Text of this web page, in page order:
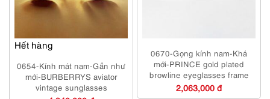
Hết hàng
0654-Kính mát nam-Gần như
mới-BURBERRYS aviator
vintage sunglasses
0670-Gọng kính nam-Khá
mới-PRINCE gold plated
browline eyeglasses frame
2,063,000 đ